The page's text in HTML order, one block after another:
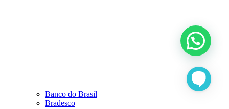
Banco do Brasil
Bradesco